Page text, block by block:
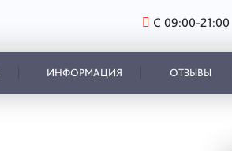
С 09:00-21:00
ИНФОРМАЦИЯ ОТЗЫВЫ